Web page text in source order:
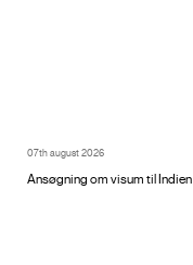
07th august 2026
Ansøgning om visum til Indien